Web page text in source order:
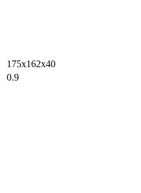
175x162x40
0.9